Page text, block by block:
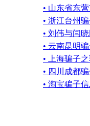
• 山东省东
• 浙江台州
• 刘伟与闫
• 云南昆明
• 上海骗子
• 四川成都
• 淘宝骗子